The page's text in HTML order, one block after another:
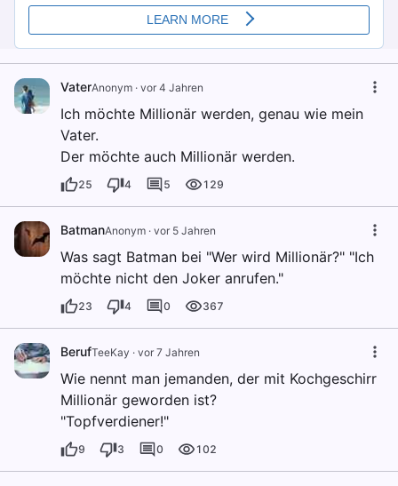
VaterAnonym · vor 4 Jahren
Ich möchte Millionär werden, genau wie mein
Vater.
Der möchte auch Millionär werden.
25 4 5 129
BatmanAnonym · vor 5 Jahren
Was sagt Batman bei "Wer wird Millionär?" "Ich
möchte nicht den Joker anrufen."
23 4 0 367
BerufTeeKay · vor 7 Jahren
Wie nennt man jemanden, der mit Kochgeschirr
Millionär geworden ist?
"Topfverdiener!"
9 3 0 102